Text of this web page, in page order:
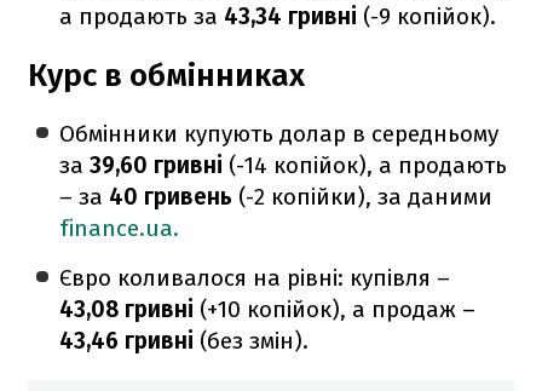
а продають за 43,34 гривні (-9 копійок).
Курс в обмінниках
Обмінники купують долар в середньому
за39,60 гривні (-14 копійок), а продають
– за 40 гривень (-2 копійки), за даними
finance.ua.
Євро коливалося на рівні: купівля –
43,08 гривні (+10 копійок), а продаж –
43,46 гривні (без змін).